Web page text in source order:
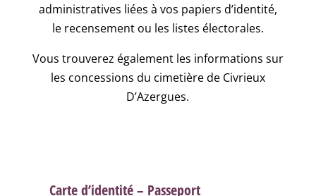
administratives liées à vos papiers d’identité,
le recensement ou les listes électorales.
Vous trouverez également les informations sur
les concessions du cimetière de Civrieux
D’Azergues.
Carte d’identité – Passeport